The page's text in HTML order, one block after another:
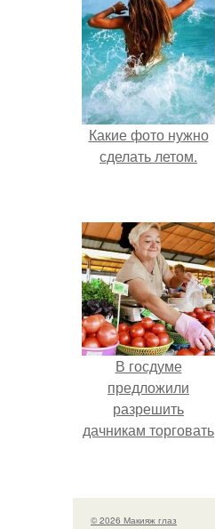
Какие фото нужно
сделать летом.
В госдуме
предложили
разрешить
дачникам торговать
в людных местах.
© 2026 Макияж глаз